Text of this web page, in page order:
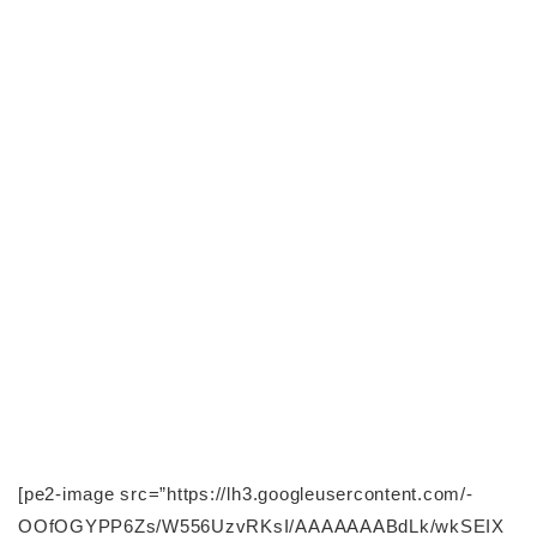
[pe2-image src=”https://lh3.googleusercontent.com/-
OOfOGYPP6Zs/W556UzvRKsI/AAAAAAABdLk/wkSEIX